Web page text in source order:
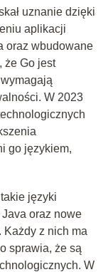
uznanie dzięki
aplikacji
oraz wbudowane
że Go jest
W 2023
go językiem,
języki
oraz nowe
Każdy z nich ma
sprawia, że są
W